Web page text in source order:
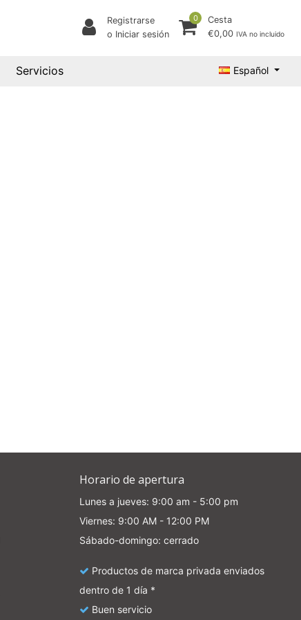
Registrarse
o Iniciar sesión
0
Cesta
€0,00 IVA no incluido
Servicios Español
Horario de apertura
Lunes a jueves: 9:00 am - 5:00 pm
Viernes: 9:00 AM - 12:00 PM
Sábado-domingo: cerrado
Productos de marca privada enviados
dentro de 1 día *
Buen servicio